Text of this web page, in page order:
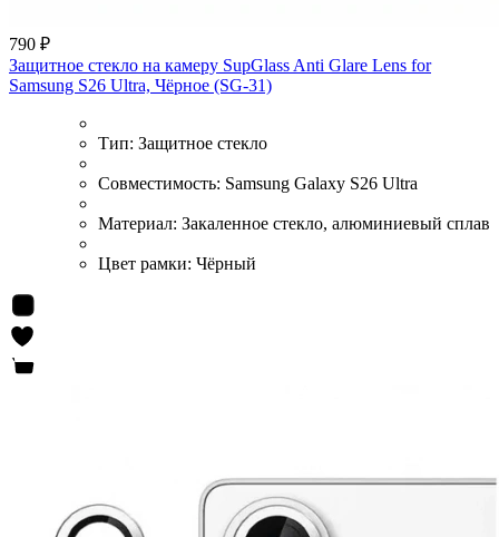
790 ₽
Защитное стекло на камеру SupGlass Anti Glare Lens for
Samsung S26 Ultra, Чёрное (SG-31)
Тип: Защитное стекло
Совместимость: Samsung Galaxy S26 Ultra
Материал: Закаленное стекло, алюминиевый сплав
Цвет рамки: Чёрный